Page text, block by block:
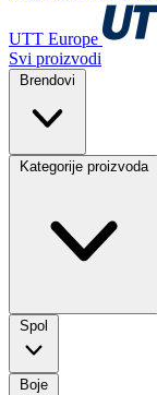
UTT Europe
Svi proizvodi
Brendovi
Kategorije proizvoda
Spol
Boje